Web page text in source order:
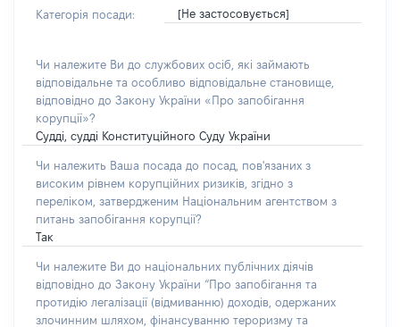
Категорія посади: [Не застосовується]
Чи належите Ви до службових осіб, які займають
відповідальне та особливо відповідальне становище,
відповідно до Закону України «Про запобігання
корупції»?
Судді, судді Конституційного Суду України
Чи належить Ваша посада до посад, пов'язаних з
високим рівнем корупційних ризиків, згідно з
переліком, затвердженим Національним агентством з
питань запобігання корупції?
Так
Чи належите Ви до національних публічних діячів
відповідно до Закону України “Про запобігання та
протидію легалізації (відмиванню) доходів, одержаних
злочинним шляхом, фінансуванню тероризму та